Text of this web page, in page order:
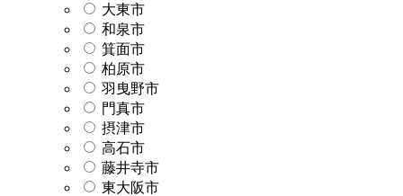
大東市
和泉市
箕面市
柏原市
羽曳野市
門真市
摂津市
高石市
藤井寺市
東大阪市